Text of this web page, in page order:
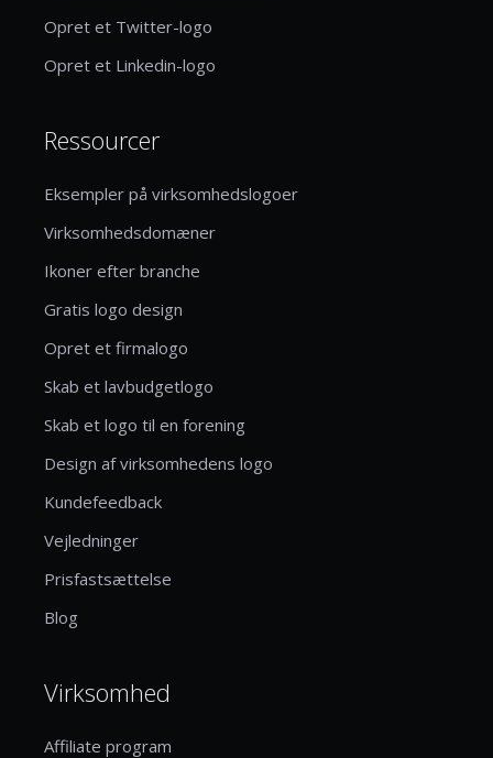
Opret et Twitter-logo
Opret et Linkedin-logo
Ressourcer
Eksempler på virksomhedslogoer
Virksomhedsdomæner
Ikoner efter branche
Gratis logo design
Opret et firmalogo
Skab et lavbudgetlogo
Skab et logo til en forening
Design af virksomhedens logo
Kundefeedback
Vejledninger
Prisfastsættelse
Blog
Virksomhed
Affiliate program